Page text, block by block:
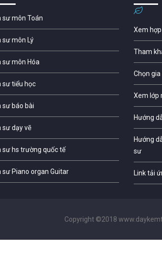
sư môn Toán
sư môn Lý
sư môn Hóa
sư tiểu học
sư báo bài
sư dạy vẽ
sư hs trường quốc tế
sư Piano organ Guitar
Xem
Tham
Chọn
Xem lớp
Hướng
Hướng
sư
Link tải
Copyright ©2018